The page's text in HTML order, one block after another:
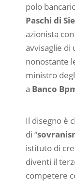
polo
Paschi di
azionista
avvisaglie di
nonostante
ministro
a Banco
Il disegno è
di “
istituto di
diventi il
competere